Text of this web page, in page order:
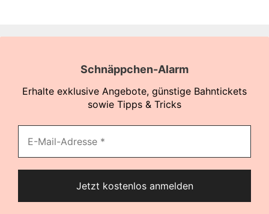
Schnäppchen-Alarm
Erhalte exklusive Angebote, günstige Bahntickets
sowie Tipps & Tricks